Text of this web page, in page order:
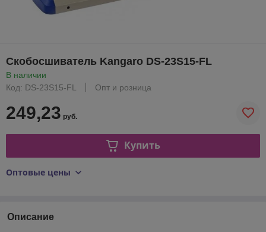
Скобосшиватель Kangaro DS-23S15-FL
В наличии
Код: DS-23S15-FL
Опт и розница
249,23 руб.
Купить
Оптовые цены
Описание